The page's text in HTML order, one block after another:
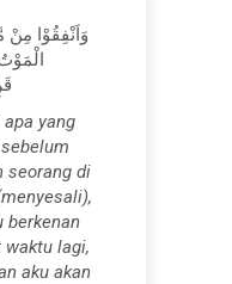
وَاَنْفِقُوْا
yang
seorang di
berkenan
lagi,
aku akan